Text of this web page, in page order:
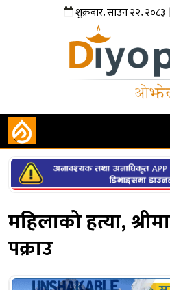
शुक्रबार,साउन२२,२०८३
महिलाको हत्या,
पक्राउ